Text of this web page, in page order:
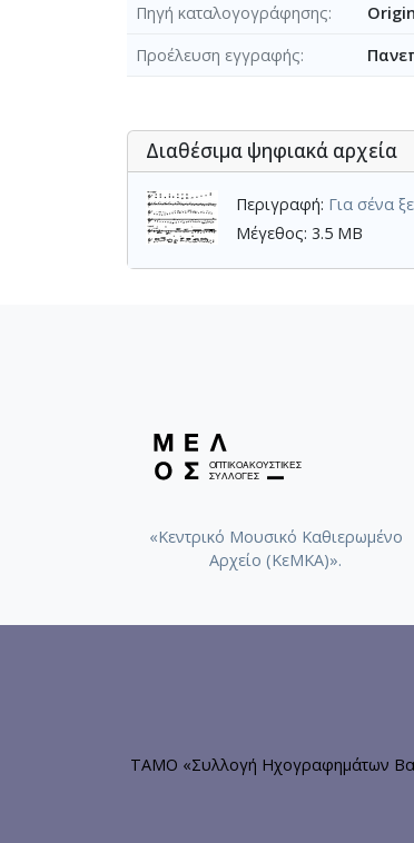
Πηγή καταλογογράφησης
Προέλευση εγγραφής
Διαθέσιμα ψηφιακά αρχεία
Περιγραφή: Για σένα
Μέγεθος: 3.5 MB
«Κεντρικό Μουσικό Καθιερωμένο
Αρχείο (ΚεΜΚΑ)».
ΤΑΜΟ «Συλλογή Ηχογραφημάτων